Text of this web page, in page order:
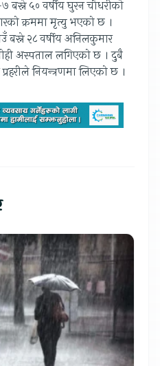
५० वर्षीय घुरन चौधरीको
क्रममा मृत्यु भएको छ ।
बस्ने २८ वर्षीय अनिलकुमार
अस्पताल लगिएको छ । दुबै
नियन्त्रणमा लिएको छ ।